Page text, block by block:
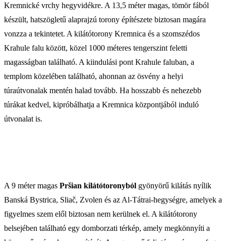
Kremnické vrchy hegyvidékre. A 13,5 méter magas, tömör fából
készült, hatszögletű alaprajzú torony építészete biztosan magára
vonzza a tekintetet. A kilátótorony Kremnica és a szomszédos
Krahule falu között, közel 1000 méteres tengerszint feletti
magasságban található. A kiindulási pont Krahule faluban, a
templom közelében található, ahonnan az ösvény a helyi
túraútvonalak mentén halad tovább. Ha hosszabb és nehezebb
túrákat kedvel, kipróbálhatja a Kremnica központjából induló
útvonalat is.
A 9 méter magas Pršian kilátótoronyból gyönyörű kilátás nyílik
Banská Bystrica, Sliač, Zvolen és az Al-Tátrai-hegységre, amelyek a
figyelmes szem elől biztosan nem kerülnek el. A kilátótorony
belsejében található egy domborzati térkép, amely megkönnyíti a